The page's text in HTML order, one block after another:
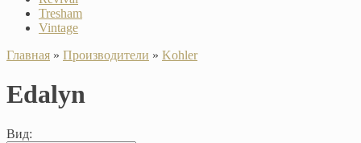
Tresham
Vintage
Главная » Производители » Kohler
Edalyn
Вид: